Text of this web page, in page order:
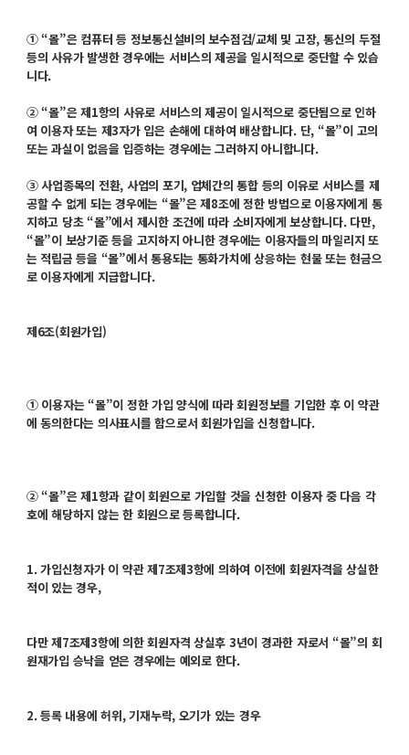
① “몰”은 컴퓨터 등 정보통신설비의 보수점검/교체 및 고장, 통신의 두절
등의 사유가 발생한 경우에는 서비스의 제공을 일시적으로 중단할 수 있습
니다.
② “몰”은 제1항의 사유로 서비스의 제공이 일시적으로 중단됨으로 인하
여 이용자 또는 제3자가 입은 손해에 대하여 배상합니다. 단, “몰”이 고의
또는 과실이 없음을 입증하는 경우에는 그러하지 아니합니다.
③ 사업종목의 전환, 사업의 포기, 업체간의 통합 등의 이유로 서비스를 제
공할 수 없게 되는 경우에는 “몰”은 제8조에 정한 방법으로 이용자에게 통
지하고 당초 “몰”에서 제시한 조건에 따라 소비자에게 보상합니다. 다만,
“몰”이 보상기준 등을 고지하지 아니한 경우에는 이용자들의 마일리지 또
는 적립금 등을 “몰”에서 통용되는 통화가치에 상응하는 현물 또는 현금으
로 이용자에게 지급합니다.
제6조(회원가입)
① 이용자는 “몰”이 정한 가입 양식에 따라 회원정보를 기입한 후 이 약관
에 동의한다는 의사표시를 함으로서 회원가입을 신청합니다.
② “몰”은 제1항과 같이 회원으로 가입할 것을 신청한 이용자 중 다음 각
호에 해당하지 않는 한 회원으로 등록합니다.
1. 가입신청자가 이 약관 제7조제3항에 의하여 이전에 회원자격을 상실한
적이 있는 경우,
다만 제7조제3항에 의한 회원자격 상실후 3년이 경과한 자로서 “몰”의 회
원재가입 승낙을 얻은 경우에는 예외로 한다.
2. 등록 내용에 허위, 기재누락, 오기가 있는 경우